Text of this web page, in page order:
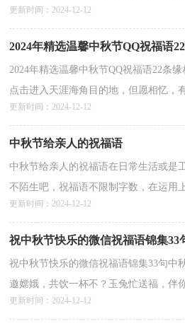
满已经跟随你！以下是小编为大家收集
更新时间：2024-12-12
2024年精选温馨中秋节QQ祝福语
2024年精选温馨中秋节QQ祝福语22条
点击进入天涯海角目的地，但愿相忆，
月，天长地久。我永远默默地祝福你，
更新时间：2024-12-12
中秋节给亲人的祝福语
中秋节给亲人的祝福语在日常生活或是
不陌生吧，祝福语不限制字数，在运用
毫无头绪？下面是小编收集整理的中秋
更新时间：2024-12-12
祝中秋节快乐的微信祝福语锦集33
祝中秋节快乐的微信祝福语锦集33句中
邀嫦娥，共饮一杯不？玉兔忙送福，伴
迈大步。快乐桂花树，为你香永驻，好
更新时间：2024-12-12